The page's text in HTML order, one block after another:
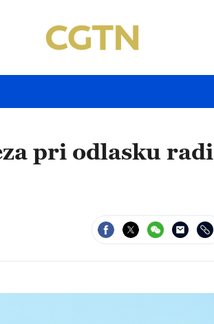
pri odlasku radi